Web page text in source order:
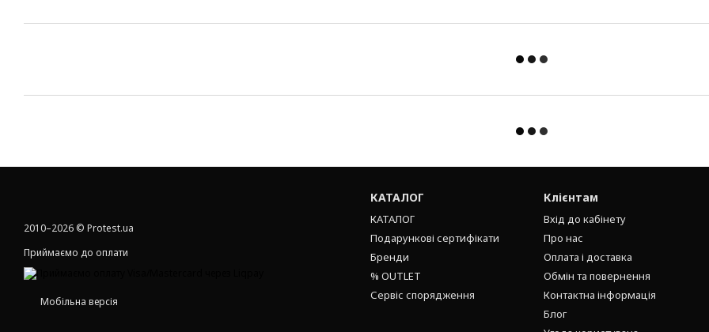
2010–2026 © Protest.ua
Приймаємо до оплати
Мобільна версія
КАТАЛОГ
КАТАЛОГ
Подарункові сертифікати
Бренди
% OUTLET
Сервіс спорядження
Клієнтам
Вхід до кабінету
Про нас
Оплата і доставка
Обмін та повернення
Контактна інформація
Блог